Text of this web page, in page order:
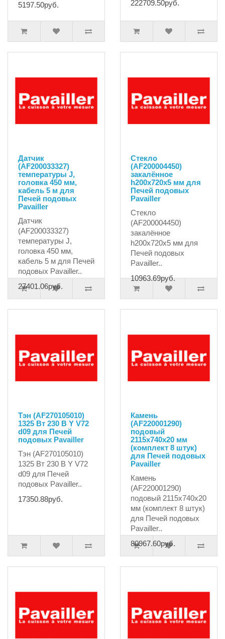
5197.50руб. 222709.50руб.
Датчик
(AF200033327)
температуры J,
головка 450 мм,
кабель 5 м для
Печей подовых
Pavailler
Датчик
(AF200033327)
температуры J,
головка 450 мм,
кабель 5 м для Печей
подовых Pavailler..
27401.06руб.
Стекло
(AF200004450)
закалённое
h200х720х5 мм для
Печей подовых
Pavailler
Стекло
(AF200004450)
закалённое
h200х720х5 мм для
Печей подовых
Pavailler..
10963.69руб.
Тэн (AF270105010)
1325 Вт 230 В Y V72
d09 для Печей
подовых Pavailler
Тэн (AF270105010)
1325 Вт 230 В Y V72
d09 для Печей
подовых Pavailler..
17350.88руб.
Камень
(AF220001290)
подовый
2115х740х20 мм
(комплект 8 штук)
для Печей подовых
Pavailler
Камень
(AF220001290)
подовый 2115х740х20
мм (комплект 8 штук)
для Печей подовых
Pavailler..
80967.60руб.